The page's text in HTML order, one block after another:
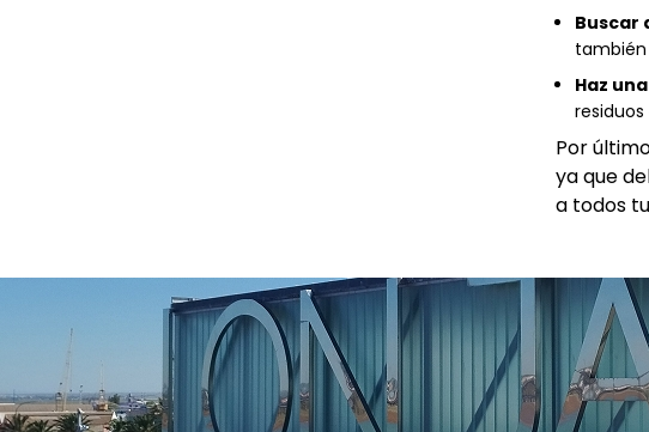
Buscar
también
Haz
Por
ya que
a todos